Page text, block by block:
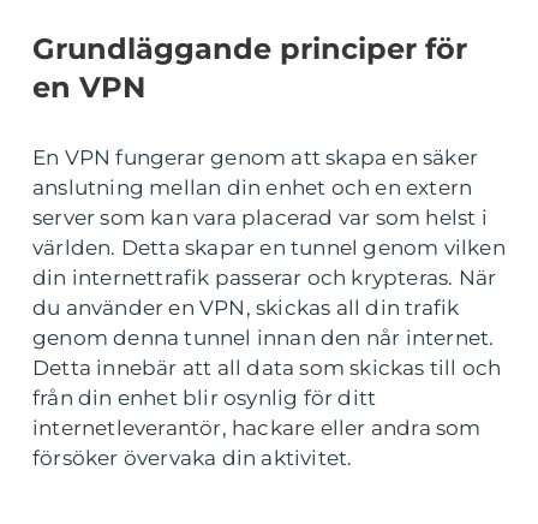
Grundläggande principer för
en VPN
En VPN fungerar genom att skapa en säker
anslutning mellan din enhet och en extern
server som kan vara placerad var som helst i
världen. Detta skapar en tunnel genom vilken
din internettrafik passerar och krypteras. När
du använder en VPN, skickas all din trafik
genom denna tunnel innan den når internet.
Detta innebär att all data som skickas till och
från din enhet blir osynlig för ditt
internetleverantör, hackare eller andra som
försöker övervaka din aktivitet.